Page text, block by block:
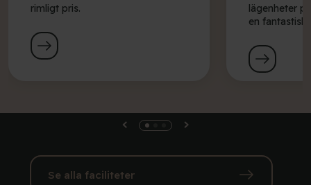
rimligt pris.
lägenheter
en fantastisk
Se alla faciliteter